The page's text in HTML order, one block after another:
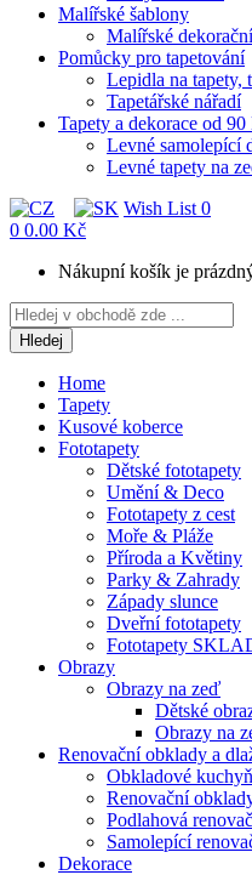
Malířské šablony
Malířské
Pomůcky pro tapetování
Lepidla na tapety,
Tapetářské nářadí
Tapety a dekorace od
Levné samolepící
Levné tapety na
Wish List 0
0 0.00 Kč
Nákupní košík je
Hledej
Home
Tapety
Kusové koberce
Fototapety
Dětské fototapety
Umění & Deco
Fototapety z cest
Moře & Pláže
Příroda a Květiny
Parky & Zahrady
Západy slunce
Dveřní fototapety
Fototapety
Obrazy
Obrazy na zeď
Dětské
Obrazy na
Renovační obklady a
Obkladové
Renovační
Podlahová
Samolepící
Dekorace